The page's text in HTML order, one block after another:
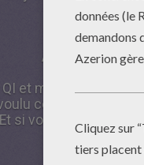
A partir de 3
et mesurez-le à
connaître votre
si vous étiez un